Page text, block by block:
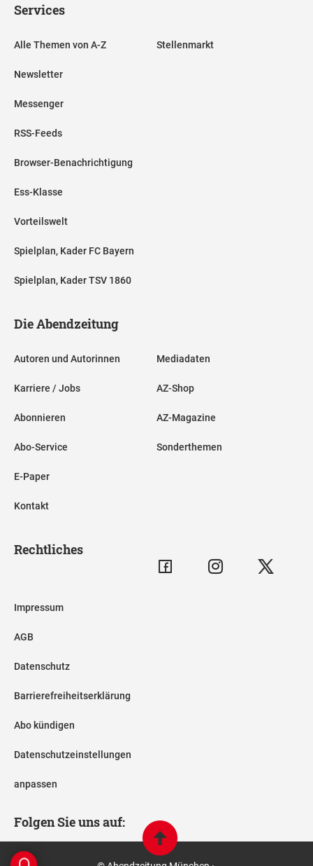
Services
Alle Themen von A-Z
Newsletter
Messenger
RSS-Feeds
Browser-Benachrichtigung
Ess-Klasse
Vorteilswelt
Spielplan, Kader FC Bayern
Spielplan, Kader TSV 1860
Stellenmarkt
Die Abendzeitung
Autoren und Autorinnen
Karriere / Jobs
Abonnieren
Abo-Service
E-Paper
Kontakt
Mediadaten
AZ-Shop
AZ-Magazine
Sonderthemen
Rechtliches
Impressum
AGB
Datenschutz
Barrierefreiheitserklärung
Abo kündigen
Datenschutzeinstellungen
anpassen
Folgen Sie uns auf: